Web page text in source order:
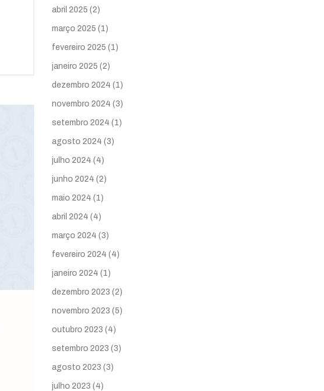
abril 2025 (2)
março 2025 (1)
fevereiro 2025 (1)
janeiro 2025 (2)
dezembro 2024 (1)
novembro 2024 (3)
setembro 2024 (1)
agosto 2024 (3)
julho 2024 (4)
junho 2024 (2)
maio 2024 (1)
abril 2024 (4)
março 2024 (3)
fevereiro 2024 (4)
janeiro 2024 (1)
dezembro 2023 (2)
novembro 2023 (5)
outubro 2023 (4)
setembro 2023 (3)
agosto 2023 (3)
julho 2023 (4)